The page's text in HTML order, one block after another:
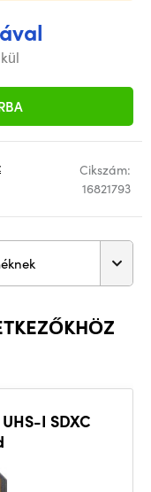
Cikszám:
16821793
I SDXC